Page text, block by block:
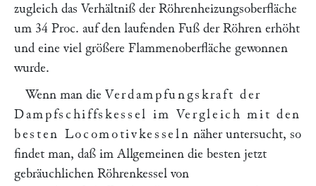
zugleich das Verhältniß der Röhrenheizungsoberfläche
um 34 Proc. auf den laufenden Fuß der Röhren erhöht
und eine viel größere Flammenoberfläche gewonnen
wurde.
Wenn man die Verdampfungskraft der
Dampfschiffskessel im Vergleich mit den
besten Locomotivkesseln näher untersucht, so
findet man, daß im Allgemeinen die besten jetzt
gebräuchlichen Röhrenkessel von